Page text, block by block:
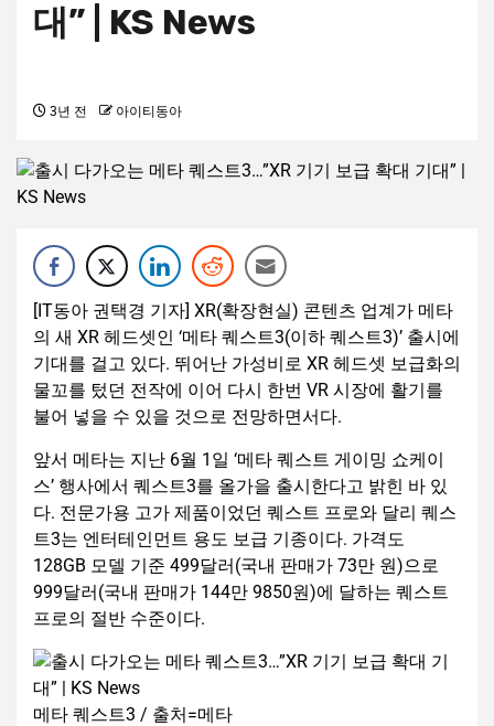
대” | KS News
3년 전 아이티동아
[IT동아 권택경 기자] XR(확장현실) 콘텐츠 업계가 메타
의 새 XR 헤드셋인 ‘메타 퀘스트3(이하 퀘스트3)’ 출시에
기대를 걸고 있다. 뛰어난 가성비로 XR 헤드셋 보급화의
물꼬를 텄던 전작에 이어 다시 한번 VR 시장에 활기를
불어 넣을 수 있을 것으로 전망하면서다.
앞서 메타는 지난 6월 1일 ‘메타 퀘스트 게이밍 쇼케이
스’ 행사에서 퀘스트3를 올가을 출시한다고 밝힌 바 있
다. 전문가용 고가 제품이었던 퀘스트 프로와 달리 퀘스
트3는 엔터테인먼트 용도 보급 기종이다. 가격도
128GB 모델 기준 499달러(국내 판매가 73만 원)으로
999달러(국내 판매가 144만 9850원)에 달하는 퀘스트
프로의 절반 수준이다.
메타 퀘스트3 / 출처=메타